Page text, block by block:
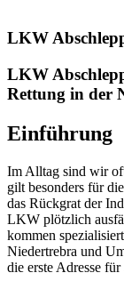
LKW
LKW
Rettung in der
Einführung
Im Alltag sind wir
gilt besonders für
das Rückgrat der
LKW plötzlich
kommen
Niedertrebra und
die erste Adresse